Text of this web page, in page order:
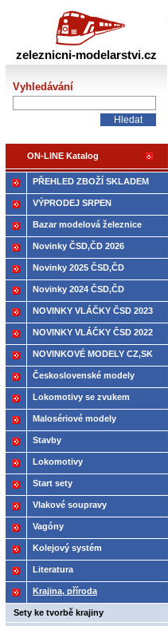
PŘEHLED ZBOŽÍ SKLADEM
VÝPRODEJ SRPEN
Bazar modelová železnice
Novinky ČSD,ČD 2026
Novinky 2025 ČSD,ČD
Novinky 2024 ČSD,ČD
NOVINKY VLÁČKY ČSD 2023
NOVINKY VLÁČKY ČSD 2022
NOVINKOVÉ MODELY CZ,SK
2021
Československé modely
ČSD,ČD
Lokomotivy se zvukem
Malosériové modely
Stavby
Lokomotivy
Start sety
Vlakové soupravy
Vagóny
Kolejový systém
Literatura
Krajina, příroda
Sety ke tvorbě krajiny
zeleznicni-modelarstvi.cz
Vyhledávání
ON-LINE Katalog